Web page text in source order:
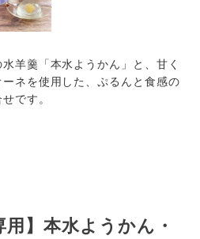
羊羹「本水ようかん」と、甘く
ネを使用した、ぷるんと食感の
です。
用】本水ようかん・